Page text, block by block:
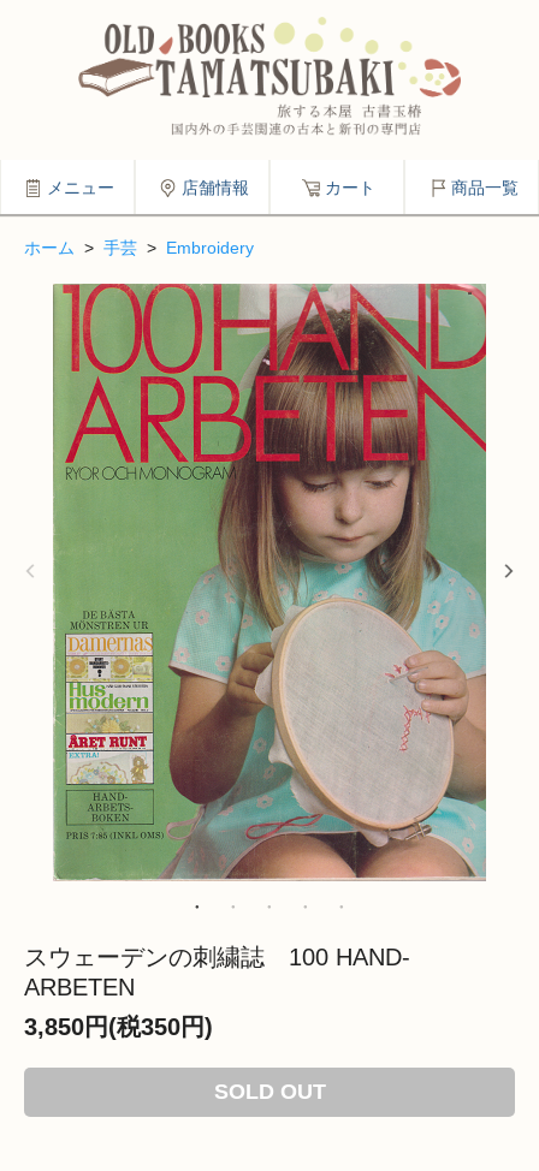
メニュー 店舗情報 カート 商品一覧
ホーム > 手芸 > Embroidery
スウェーデンの刺繍誌 100 HAND-
ARBETEN
3,850円(税350円)
SOLD OUT